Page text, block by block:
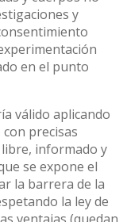
y
en el punto
válido aplicando
precisas
libre, informado y
se expone el
la barrera de la
la ley de